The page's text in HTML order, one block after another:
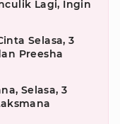
Lagi, Ingin
Selasa, 3
Preesha
Selasa, 3